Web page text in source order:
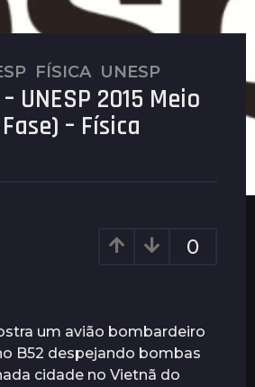
,FÍSICA ,UNESP
UNESP 2015 Meio
– Física
0
um avião bombardeiro
B52 despejando bombas
cidade no Vietnã do